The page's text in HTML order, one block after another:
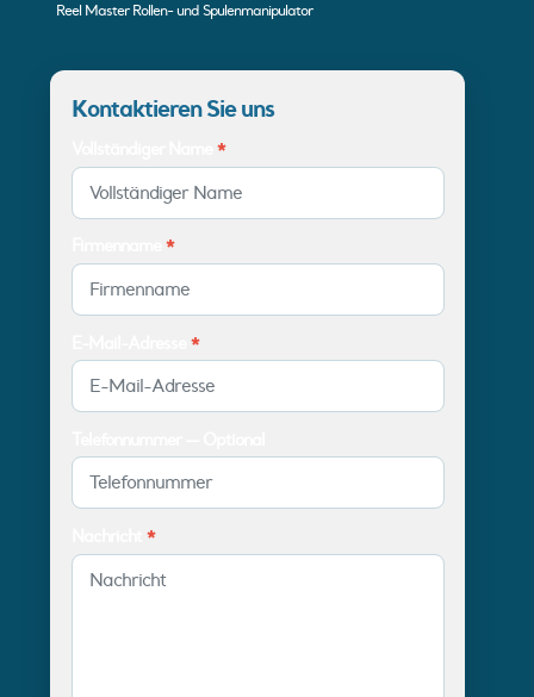
Reel Master Rollen- und Spulenmanipulator
Kontaktieren Sie uns
*
*
*
*